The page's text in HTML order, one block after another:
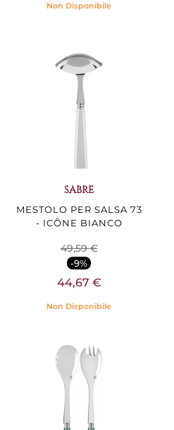
Non Disponibile
SABRE
MESTOLO PER SALSA 73
- ICÔNE BIANCO
49,59 €
-9%
44,67 €
Non Disponibile